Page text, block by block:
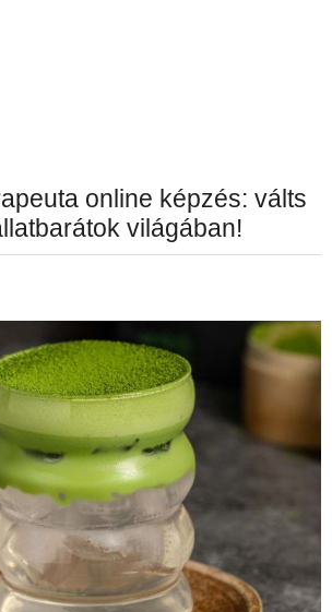
online képzés: válts
világában!